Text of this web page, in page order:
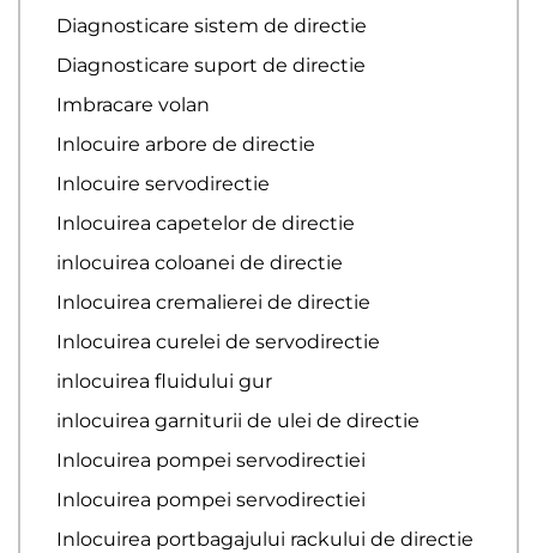
Diagnosticare sistem de directie
Diagnosticare suport de directie
Imbracare volan
Inlocuire arbore de directie
Inlocuire servodirectie
Inlocuirea capetelor de directie
inlocuirea coloanei de directie
Inlocuirea cremalierei de directie
Inlocuirea curelei de servodirectie
inlocuirea fluidului gur
inlocuirea garniturii de ulei de directie
Inlocuirea pompei servodirectiei
Inlocuirea pompei servodirectiei
Inlocuirea portbagajului rackului de directie